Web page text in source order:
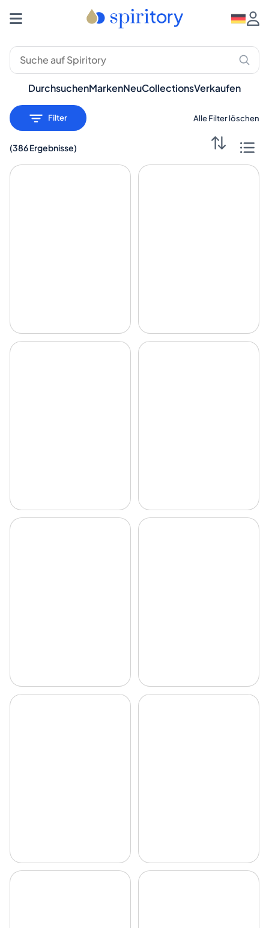
DurchsuchenMarkenNeuCollectionsVerkaufen
Filter Alle Filter löschen
(386 Ergebnisse)